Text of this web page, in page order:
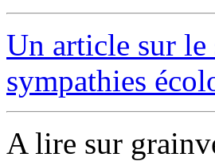
Un article sur le
sympathies
A lire sur